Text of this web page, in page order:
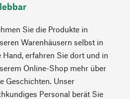
Sie die Produkte in
Warenhäusern selbst in
Hand, erfahren Sie dort und in
Online-Shop mehr über
Geschichten. Unser
Personal berät Sie